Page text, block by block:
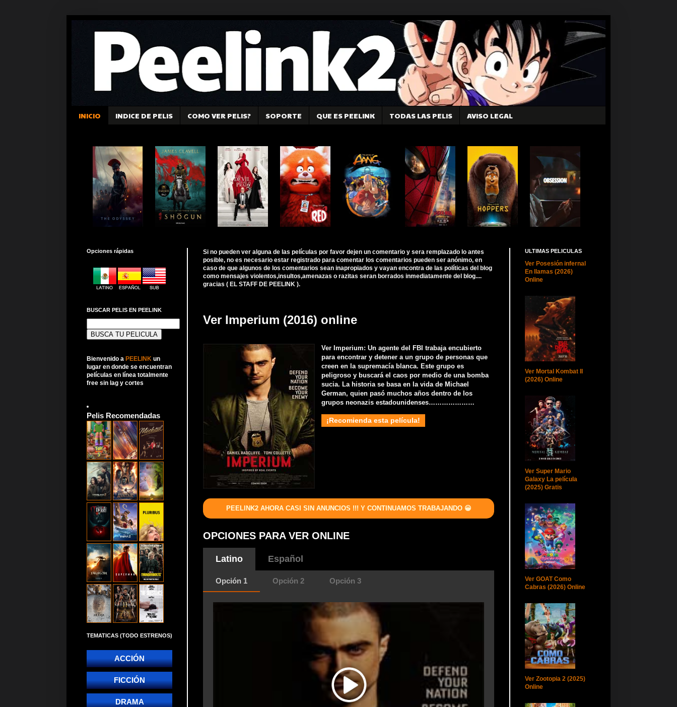
INICIO INDICE DE PELIS COMO VER PELIS? SOPORTE QUE ES PEELINK TODAS LAS PELIS AVISO LEGAL
Si no pueden ver alguna de las películas por favor dejen un comentario y sera remplazado lo antes
posible, no es necesario estar registrado para comentar los comentarios pueden ser anónimo, en
caso de que algunos de los comentarios sean inapropiados y vayan encontra de las políticas del blog
como mensajes violentos,insultos,amenazas o razitas seran borrados inmediatamente del blog....
gracias ( EL STAFF DE PEELINK ).
Ver Imperium (2016) online
Ver Imperium: Un agente del FBI trabaja encubierto
para encontrar y detener a un grupo de personas que
creen en la supremacía blanca. Este grupo es
peligroso y buscará el caos por medio de una bomba
sucia. La historia se basa en la vida de Michael
German, quien pasó muchos años dentro de los
grupos neonazis estadounidenses…………………
¡Recomienda esta película!
PEELINK2 AHORA CASI SIN ANUNCIOS !!! Y CONTINUAMOS TRABAJANDO 😀
OPCIONES PARA VER ONLINE
Latino Español
Opción 1 Opción 2 Opción 3
Opciones rápidas
BUSCAR PELIS EN PEELINK
Bienvenido a PEELINK un
lugar en donde se encuentran
películas en línea totalmente
free sin lag y cortes
Pelis Recomendadas
TEMATICAS (TODO ESTRENOS)
ACCIÓN
FICCIÓN
DRAMA
ULTIMAS PELICULAS
Ver Posesión infernal
En llamas (2026)
Online
Ver Mortal Kombat II
(2026) Online
Ver Super Mario
Galaxy La película
(2025) Gratis
Ver GOAT Como
Cabras (2026) Online
Ver Zootopia 2 (2025)
Online